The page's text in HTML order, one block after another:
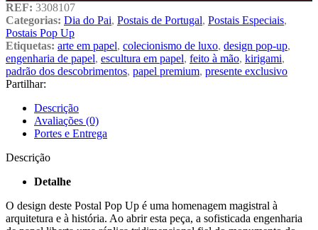
REF: 3308107
Categorias: Dia do Pai, Postais de Portugal, Postais Especiais,
Postais Pop Up
Etiquetas: arte em papel, colecionismo de luxo, design pop-up,
engenharia de papel, escultura em papel, feito à mão, kirigami,
padrão dos descobrimentos, papel premium, presente exclusivo
Partilhar:
Descrição
Avaliações (0)
Portes e Entrega
Descrição
Detalhe
O design deste Postal Pop Up é uma homenagem magistral à
arquitetura e à história. Ao abrir esta peça, a sofisticada engenharia